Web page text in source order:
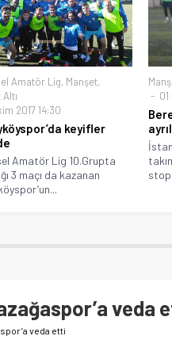
Amatör Lig, Manşet,
2017 14:30
keyifler
Amatör Lig 10.Grupta
3 maçı da kazanan
veda
veda etti